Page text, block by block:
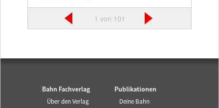
1 von 101
Bahn Fachverlag
Über den Verlag
Publikationen
Deine Bahn